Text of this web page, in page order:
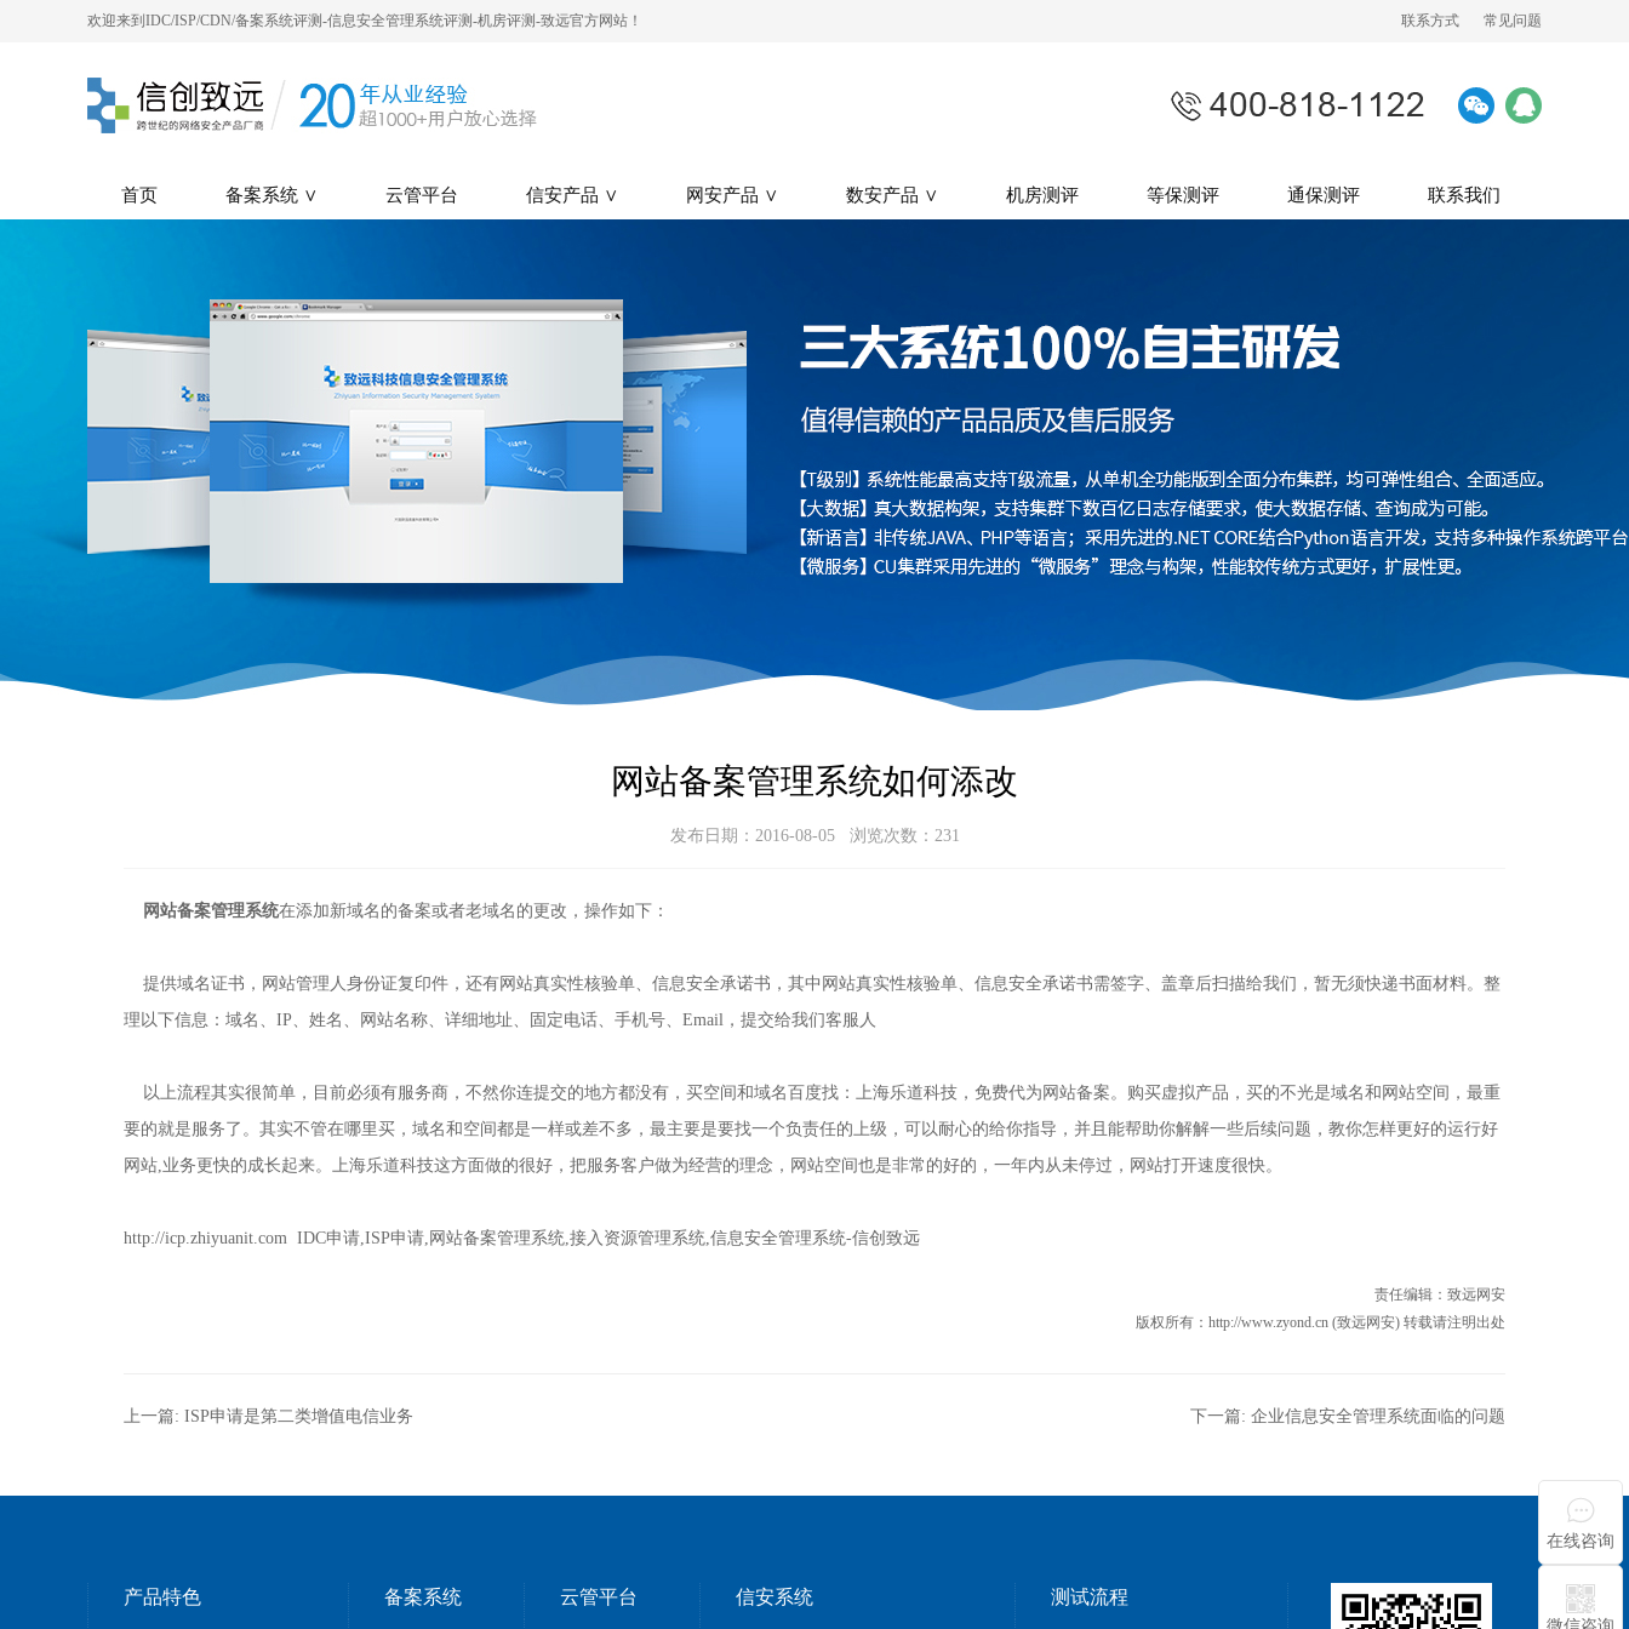
欢迎来到IDC/ISP/CDN/备案系统评测-信息安全管理系统评测-机房评测-致远官方网站！ 常见问题
联系方式
首页 备案系统 ∨ 云管平台 信安产品 ∨ 网安产品 ∨ 数安产品 ∨ 机房测评 等保测评 通保测评 联系我们
网站备案管理系统如何添改
发布日期：2016-08-05 浏览次数： 231
网站备案管理系统在添加新域名的备案或者老域名的更改，操作如下：
提供域名证书，网站管理人身份证复印件，还有网站真实性核验单、信息安全承诺书，其中网站真实性核验单、信息安全承诺书需签字、盖章后扫描给我们，暂无须快递书面材料。整
理以下信息：域名、IP、姓名、网站名称、详细地址、固定电话、手机号、Email，提交给我们客服人
以上流程其实很简单，目前必须有服务商，不然你连提交的地方都没有，买空间和域名百度找：上海乐道科技，免费代为网站备案。购买虚拟产品，买的不光是域名和网站空间，最重
要的就是服务了。其实不管在哪里买，域名和空间都是一样或差不多，最主要是要找一个负责任的上级，可以耐心的给你指导，并且能帮助你解解一些后续问题，教你怎样更好的运行好
网站,业务更快的成长起来。上海乐道科技这方面做的很好，把服务客户做为经营的理念，网站空间也是非常的好的，一年内从未停过，网站打开速度很快。
http://icp.zhiyuanit.com IDC申请,ISP申请,网站备案管理系统,接入资源管理系统,信息安全管理系统-信创致远
责任编辑： 致远网安
版权所有：http://www.zyond.cn (致远网安) 转载请注明出处
上一篇: ISP申请是第二类增值电信业务 下一篇: 企业信息安全管理系统面临的问题
产品特色 备案系统 云管平台 信安系统 测试流程
在线咨询